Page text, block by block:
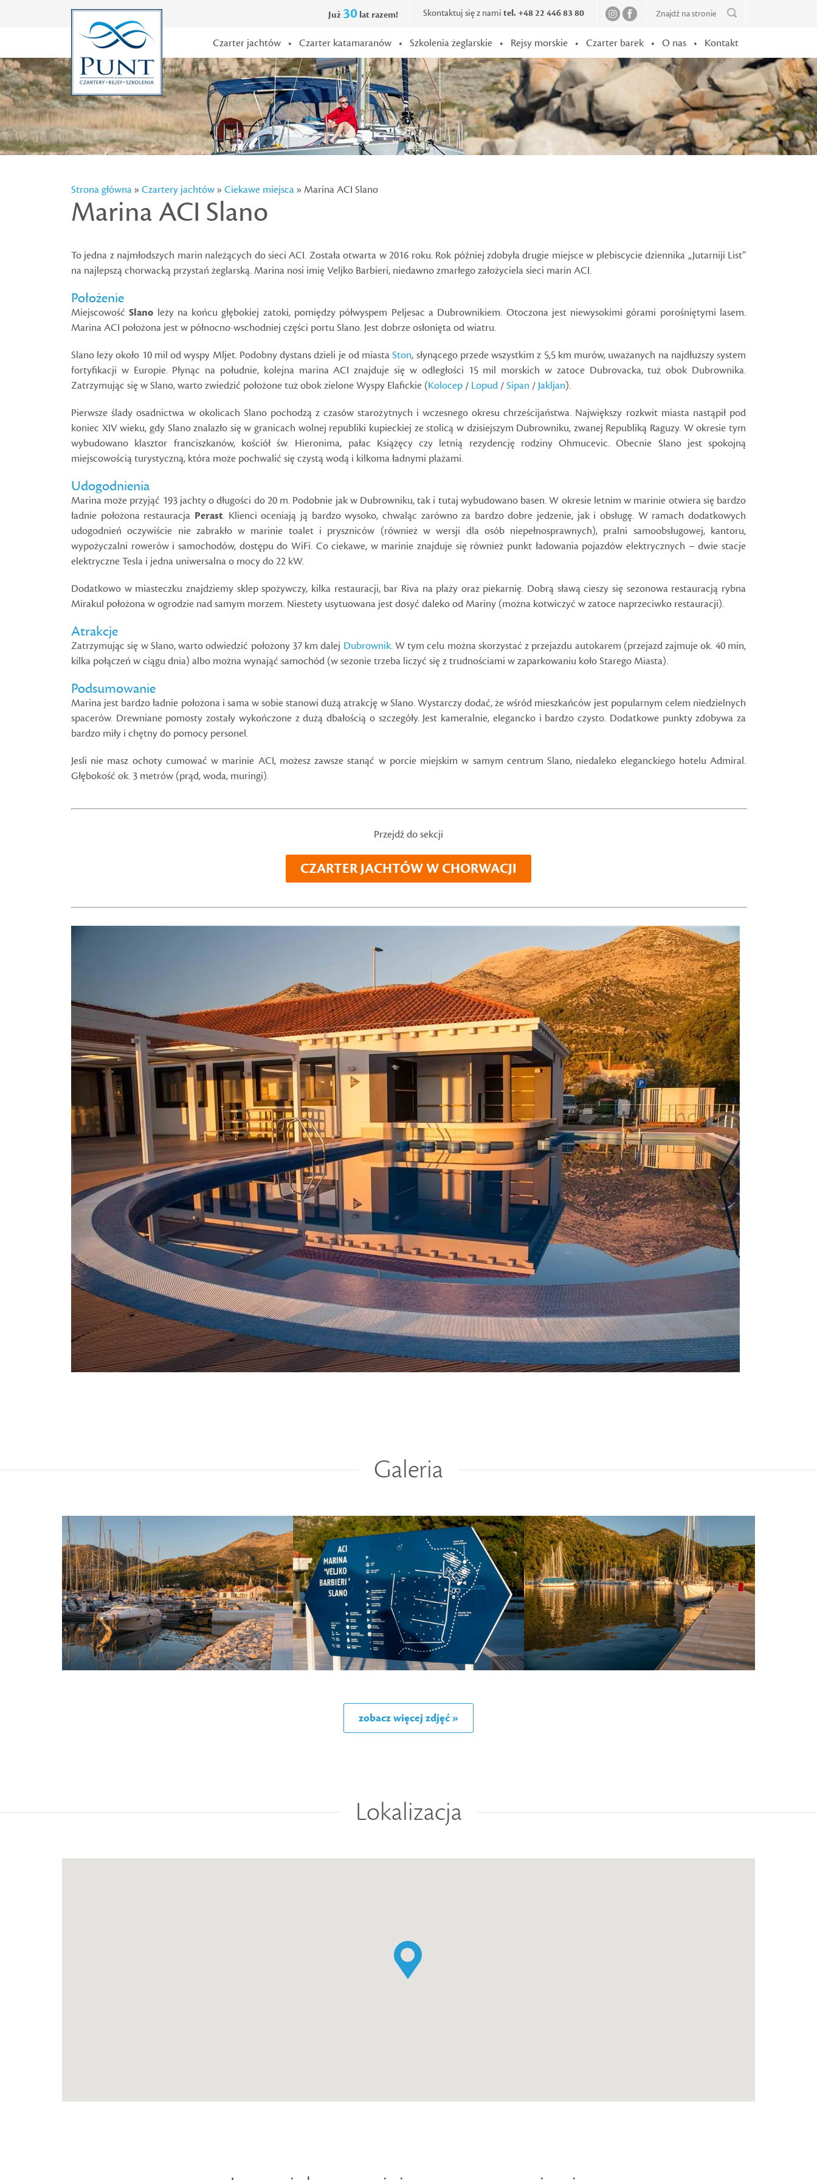
Skontaktuj się z nami tel. +48 22 446 83 80
Już 30 lat razem!
Czarter jachtów • Czarter katamaranów • Szkolenia żeglarskie • Rejsy morskie • Czarter barek • O nas • Kontakt
Strona główna»Czartery jachtów»Ciekawe miejsca» Marina ACI Slano
Marina ACI Slano
To jedna z najmłodszych marin należących do sieci ACI. Została otwarta w 2016 roku. Rok później zdobyła drugie miejsce w plebiscycie dziennika „Jutarniji List”
na najlepszą chorwacką przystań żeglarską. Marina nosi imię Veljko Barbieri, niedawno zmarłego założyciela sieci marin ACI.
Położenie
MiejscowośćSlano leży na końcu głębokiej zatoki, pomiędzy półwyspem Peljesac a Dubrownikiem. Otoczona jest niewysokimi górami porośniętymi lasem.
Marina ACI położona jest w północno-wschodniej części portu Slano. Jest dobrze osłonięta od wiatru.
Slano leży około 10 mil od wyspy Mljet. Podobny dystans dzieli je od miastaSton, słynącego przede wszystkim z 5,5 km murów, uważanych na najdłuższy system
fortyfikacji w Europie. Płynąc na południe, kolejna marina ACI znajduje się w odległości 15 mil morskich w zatoce Dubrovacka, tuż obok Dubrownika.
Zatrzymując się w Slano, warto zwiedzić położone tuż obok zielone Wyspy Elafickie (Kolocep / Lopud /Sipan / Jakljan).
Pierwsze ślady osadnictwa w okolicach Slano pochodzą z czasów starożytnych i wczesnego okresu chrześcijaństwa. Największy rozkwit miasta nastąpił pod
koniec XIV wieku, gdy Slano znalazło się w granicach wolnej republiki kupieckiej ze stolicą w dzisiejszym Dubrowniku, zwanej Republiką Raguzy. W okresie tym
wybudowano klasztor franciszkanów, kościół św. Hieronima, pałac Książęcy czy letnią rezydencję rodziny Ohmucevic. Obecnie Slano jest spokojną
miejscowością turystyczną, która może pochwalić się czystą wodą i kilkoma ładnymi plażami.
Udogodnienia
Marina może przyjąć 193 jachty o długości do 20 m. Podobnie jak w Dubrowniku, tak i tutaj wybudowano basen. W okresie letnim w marinie otwiera się bardzo
ładnie położona restauracja Perast. Klienci oceniają ją bardzo wysoko, chwaląc zarówno za bardzo dobre jedzenie, jak i obsługę. W ramach dodatkowych
udogodnień oczywiście nie zabrakło w marinie toalet i pryszniców (również w wersji dla osób niepełnosprawnych), pralni samoobsługowej, kantoru,
wypożyczalni rowerów i samochodów, dostępu do WiFi. Co ciekawe, w marinie znajduje się również punkt ładowania pojazdów elektrycznych – dwie stacje
elektryczne Tesla i jedna uniwersalna o mocy do 22 kW.
Dodatkowo w miasteczku znajdziemy sklep spożywczy, kilka restauracji, bar Riva na plaży oraz piekarnię. Dobrą sławą cieszy się sezonowa restauracją rybna
Mirakul położona w ogrodzie nad samym morzem. Niestety usytuowana jest dosyć daleko od Mariny (można kotwiczyć w zatoce naprzeciwko restauracji).
Atrakcje
Zatrzymując się w Slano, warto odwiedzić położony 37 km dalej Dubrownik. W tym celu można skorzystać z przejazdu autokarem (przejazd zajmuje ok. 40 min,
kilka połączeń w ciągu dnia) albo można wynająć samochód (w sezonie trzeba liczyć się z trudnościami w zaparkowaniu koło Starego Miasta).
Podsumowanie
Marina jest bardzo ładnie położona i sama w sobie stanowi dużą atrakcję w Slano. Wystarczy dodać, że wśród mieszkańców jest popularnym celem niedzielnych
spacerów. Drewniane pomosty zostały wykończone z dużą dbałością o szczegóły. Jest kameralnie, elegancko i bardzo czysto. Dodatkowe punkty zdobywa za
bardzo miły i chętny do pomocy personel.
Jesli nie masz ochoty cumować w marinie ACI, możesz zawsze stanąć w porcie miejskim w samym centrum Slano, niedaleko eleganckiego hotelu Admiral.
Głębokość ok. 3 metrów (prąd, woda, muringi).
Przejdź do sekcji
CZARTER JACHTÓW W CHORWACJI
Galeria
zobacz więcej zdjęć »
Lokalizacja